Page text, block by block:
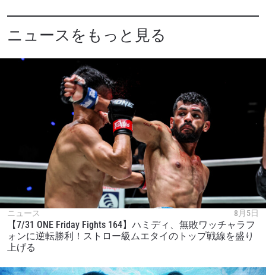
ニュースをもっと見る
ニュース 8月5日
【7/31 ONE Friday Fights 164】ハミディ、無敗ワッチャラフ
ォンに逆転勝利！ストロー級ムエタイのトップ戦線を盛り
上げる